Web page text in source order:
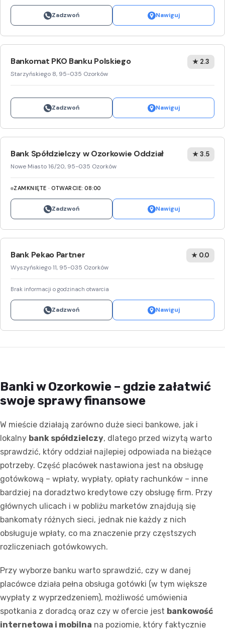
Zadzwoń Nawiguj
Bankomat PKO Banku Polskiego
Starzyńskiego 8, 95-035 Ozorków
★ 2.3
Zadzwoń Nawiguj
Bank Spółdzielczy w Ozorkowie Oddział
Nowe Miasto 16/20, 95-035 Ozorków
★ 3.5
ZAMKNIĘTE · OTWARCIE: 08:00
Zadzwoń Nawiguj
Bank Pekao Partner
Wyszyńskiego 11, 95-035 Ozorków
★ 0.0
Brak informacji o godzinach otwarcia
Zadzwoń Nawiguj
Banki w Ozorkowie – gdzie załatwić
swoje sprawy finansowe
W mieście działają zarówno duże sieci bankowe, jak i
lokalny bank spółdzielczy, dlatego przed wizytą warto
sprawdzić, który oddział najlepiej odpowiada na bieżące
potrzeby. Część placówek nastawiona jest na obsługę
gotówkową – wpłaty, wypłaty, opłaty rachunków – inne
bardziej na doradztwo kredytowe czy obsługę firm. Przy
głównych ulicach i w pobliżu marketów znajdują się
bankomaty różnych sieci, jednak nie każdy z nich
obsługuje wpłaty, co ma znaczenie przy częstszych
rozliczeniach gotówkowych.
Przy wyborze banku warto sprawdzić, czy w danej
placówce działa pełna obsługa gotówki (w tym większe
wypłaty z wyprzedzeniem), możliwość umówienia
spotkania z doradcą oraz czy w ofercie jest bankowość
internetowa i mobilna na poziomie, który faktycznie